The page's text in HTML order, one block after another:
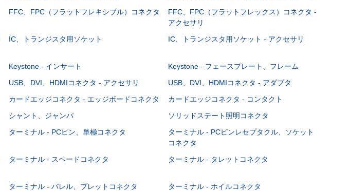
FFC、FPC（フラットフレキシブル）コネクタ
FFC、FPC（フラットフレックス）コネクタ -
アクセサリ
IC、トランジスタ用ソケット IC、トランジスタ用ソケット - アクセサリ
Keystone - インサート
Keystone - フェースプレート、フレーム
USB、DVI、HDMIコネクタ - アクセサリ
USB、DVI、HDMIコネクタ - アダプタ
カードエッジコネクタ - エッジボードコネクタ
カードエッジコネクタ - コンタクト
シャント、ジャンパ
ソリッドステート照明コネクタ
ターミナル - PCピン、単極コネクタ
ターミナル - PCピンレセプタクル、ソケット
コネクタ
ターミナル - スペードコネクタ ターミナル - タレットコネクタ
ターミナル - バレル、ブレットコネクタ
ターミナル - ホイルコネクタ